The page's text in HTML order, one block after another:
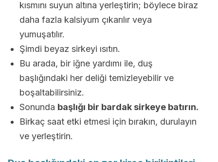
kısmını suyun altına yerleştirin; böylece biraz
daha fazla kalsiyum çıkarılır veya
yumuşatılır.
Şimdi beyaz sirkeyi ısıtın.
Bu arada, bir iğne yardımı ile, duş
başlığındaki her deliği temizleyebilir ve
boşaltabilirsiniz.
Sonunda başlığı bir bardak sirkeye batırın.
Birkaç saat etki etmesi için bırakın, durulayın
ve yerleştirin.